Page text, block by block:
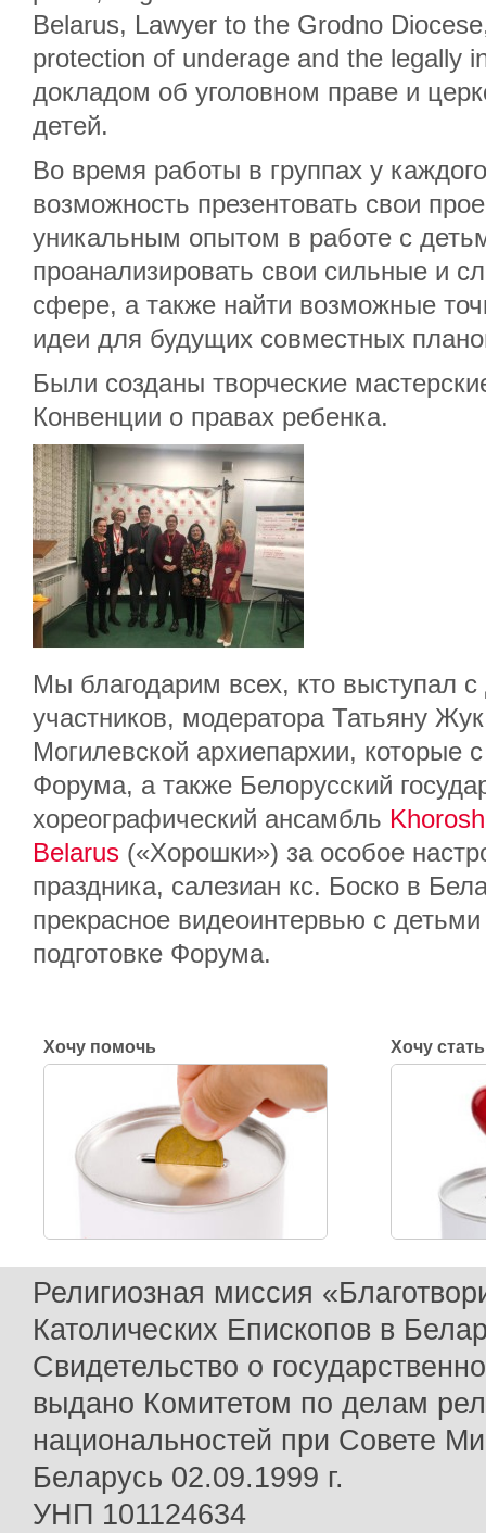
Belarus, Lawyer to the Grodno
protection of underage and the legally
докладом об уголовном праве и
детей.
Во время работы в группах у
возможность презентовать свои
уникальным опытом в работе с
проанализировать свои сильные и
сфере, а также найти возможные
идеи для будущих совместных
Были созданы творческие
Конвенции о правах ребенка.
Мы благодарим всех, кто выступал
участников, модератора Татьяну
Могилевской архиепархии, которые
Форума, а также Белорусский
хореографический ансамбль
Belarus («Хорошки») за особое
праздника, салезиан кс. Боско в
прекрасное видеоинтервью с
подготовке Форума.
Хочу помочь Хочу
Религиозная миссия
Католических Епископов в
Свидетельство о
выдано Комитетом по делам
национальностей при Совете
Беларусь 02.09.1999 г.
УНП 101124634